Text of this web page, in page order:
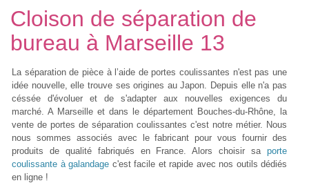
Cloison de séparation de
bureau à Marseille 13
La séparation de pièce à l’aide de portes coulissantes n'est pas une
idée nouvelle, elle trouve ses origines au Japon. Depuis elle n'a pas
céssée d'évoluer et de s'adapter aux nouvelles exigences du
marché. A Marseille et dans le département Bouches-du-Rhône, la
vente de portes de séparation coulissantes c'est notre métier. Nous
nous sommes associés avec le fabricant pour vous fournir des
produits de qualité fabriqués en France. Alors choisir sa porte
coulissante à galandage c'est facile et rapide avec nos outils dédiés
en ligne !